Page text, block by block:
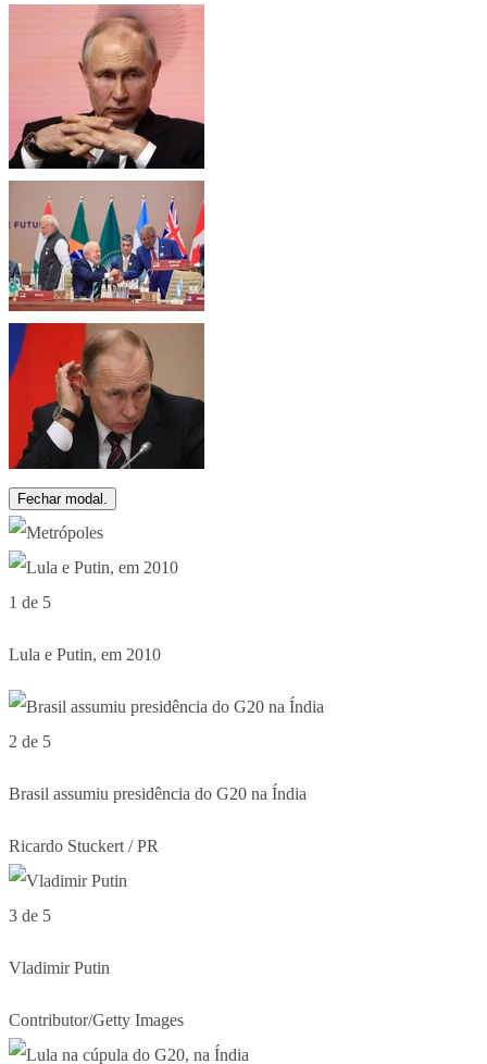
Fechar modal.
1 de 5
Lula e Putin, em 2010
2 de 5
Brasil assumiu presidência do G20 na Índia
Ricardo Stuckert / PR
3 de 5
Vladimir Putin
Contributor/Getty Images